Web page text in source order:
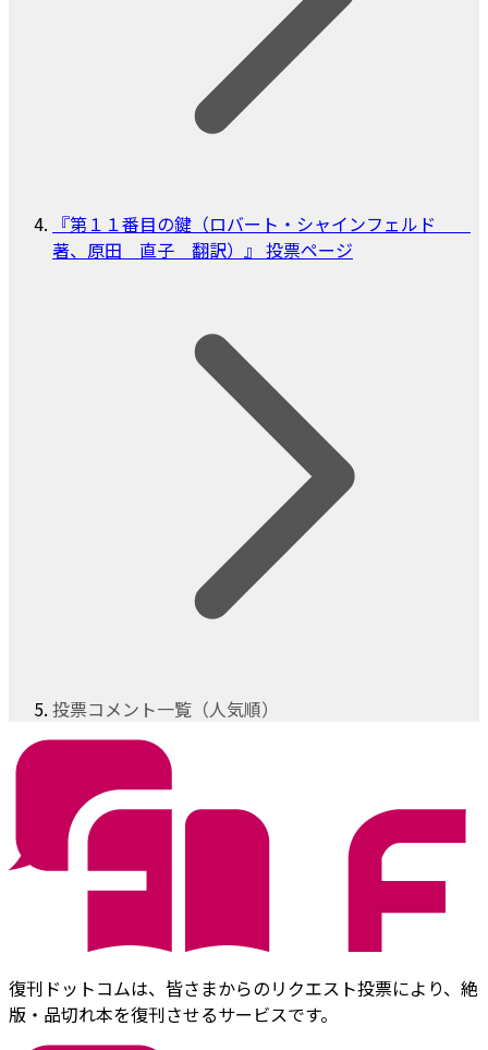
『第１１番目の鍵（ロバート・シャインフェルド
著、原田 直子 翻訳）』 投票ページ
投票コメント一覧（人気順）
復刊ドットコムは、皆さまからのリクエスト投票により、絶
版・品切れ本を復刊させるサービスです。